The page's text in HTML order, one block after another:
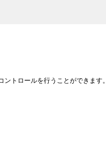
トロールを行うことができます。